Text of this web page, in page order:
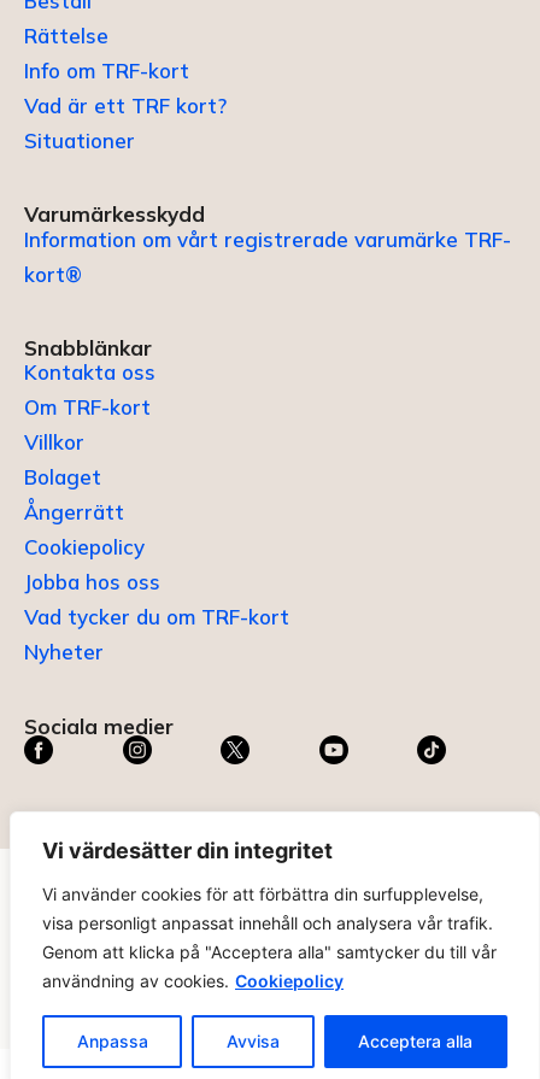
Vi värdesätter din integritet
Vi använder cookies för att förbättra din surfupplevelse,
visa personligt anpassat innehåll och analysera vår trafik.
Genom att klicka på "Acceptera alla" samtycker du till vår
användning av cookies. Cookiepolicy
Anpassa Avvisa Acceptera alla
Rättelse
Info om TRF-kort
Vad är ett TRF kort?
Situationer
Varumärkesskydd
Information om vårt registrerade varumärke TRF-
kort®
Snabblänkar
Kontakta oss
Om TRF-kort
Villkor
Bolaget
Ångerrätt
Cookiepolicy
Jobba hos oss
Vad tycker du om TRF-kort
Nyheter
Sociala medier
TRF KORT®är ett registrerat varumärke som innehas av
ABC Digital AB (nr 636465) hosPatent- och
registreringsverket
.
tillåtelse. Alla priser anges ink. moms. 14 dagars ångerrätt.
Ändra Cookie-inställningar >